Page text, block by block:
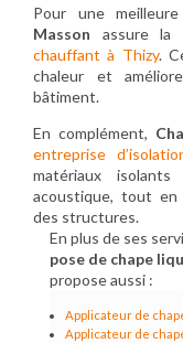
Pour une
Masson assure la
chauffant à Thizy.
chaleur et
bâtiment.
En complément,
entreprise
matériaux
acoustique, tout en
des structures.
En plus de ses
pose de chape
propose aussi :
Applicateur de
Applicateur de